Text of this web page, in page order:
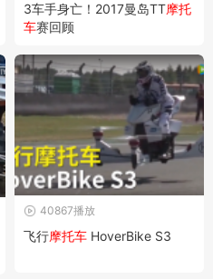
3车手身亡！2017曼岛TT摩托
车赛回顾
40867播放
飞行摩托车 HoverBike S3